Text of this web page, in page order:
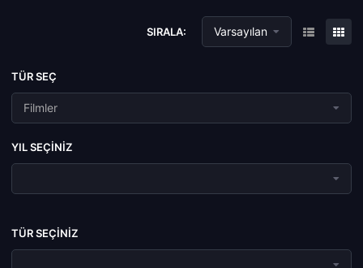
SIRALA: Varsayılan
TÜR SEÇ
Filmler
YIL SEÇINIZ
TÜR SEÇINIZ